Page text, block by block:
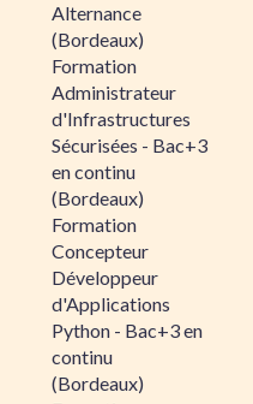
Alternance
(Bordeaux)
Formation
Administrateur
d'Infrastructures
Sécurisées - Bac+3
en continu
(Bordeaux)
Formation
Concepteur
Développeur
d'Applications
Python - Bac+3 en
continu
(Bordeaux)